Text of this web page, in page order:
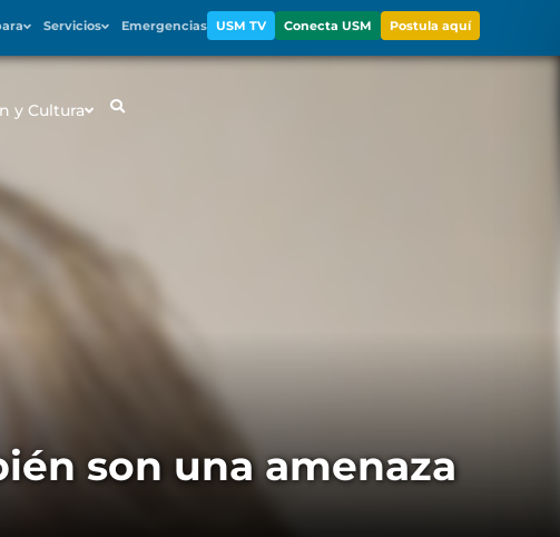
Servicios Emergencias USM TV Conecta USM Postula aquí
y Cultura
son una amenaza